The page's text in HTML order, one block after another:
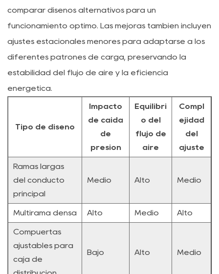
comparar diseños alternativos para un
funcionamiento óptimo. Las mejoras también incluyen
ajustes estacionales menores para adaptarse a los
diferentes patrones de carga, preservando la
estabilidad del flujo de aire y la eficiencia
energética.
Tipo de diseño
Impacto
de caída
de
presión
Equilibri
o del
flujo de
aire
Compl
ejidad
del
ajuste
Ramas largas
del conducto
principal
Medio Alto Medio
Multirama densa Alto Medio Alto
Compuertas
ajustables para
caja de
Bajo Alto Medio